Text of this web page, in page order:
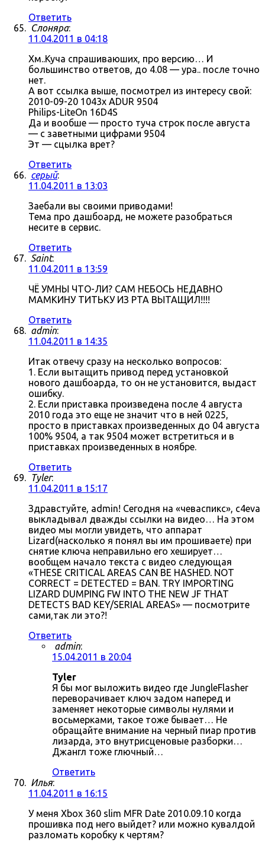
Ответить
Слоняра:
11.04.2011 в 04:18
Хм..Куча спрашиваюших, про версию… И
большинство ответов, до 4.08 — ура.. после точно
нет.
А вот ссылка выше, посмотрел из интересу свой:
2010-09-20 1043x ADUR 9504
Philips-LiteOn 16D4S
Да и вообше — просто туча строк после августа
— с заветными цифрами 9504
Эт — сцылка врет?
Ответить
серый:
11.04.2011 в 13:03
Заебали вы своими приводами!
Тема про дашбоард, не можете разобраться
несите в сервис.
Ответить
Saint:
11.04.2011 в 13:59
ЧЁ УМНЫ ЧТО-ЛИ? САМ НЕБОСЬ НЕДАВНО
МАМКИНУ ТИТЬКУ ИЗ РТА ВЫТАЩИЛ!!!!
Ответить
admin:
11.04.2011 в 14:35
Итак отвечу сразу на несколько вопросов:
1. Если вытащить привод перед установкой
нового дашбоарда, то он не установится, выдаст
ошибку.
2. Если приставка произведена после 4 августа
2010 года это еще не значит что в ней 0225,
просто в приставках произведенных до 04 августа
100% 9504, а так 9504 может встретиться и в
приставках произведенных в ноябре.
Ответить
Tyler:
11.04.2011 в 15:17
Здравстуйте, admin! Сегодня на «чеваспикс», c4eva
выкладывал дважды ссылки на видео… На этом
видео мы могли увидеть, что аппарат
Lizard(насколько я понял вы им прошиваете) при
снятие ключа неправильно его хеширует…
вообщем начало текста с видео следующая
«THESE CRITICAL AREAS CAN BE HASHED. NOT
CORRECT = DETECTED = BAN. TRY IMPORTING
LIZARD DUMPING FW INTO THE NEW JF THAT
DETECTS BAD KEY/SERIAL AREAS» — посмотрите
сами,так ли это?!
Ответить
admin:
15.04.2011 в 20:04
Tyler
Я бы мог выложить видео где JungleFlasher
переворачивает ключ задом наперед и
заменяет некоторые символы нулями и
восьмерками, такое тоже бывает… Не
обращайте внимание на черный пиар против
лизарда, это внутрисценовые разборки…
Джангл тоже глючный…
Ответить
Илья:
11.04.2011 в 16:15
У меня Xbox 360 slim MFR Date 2010.09.10 когда
прошивка под него выйдет? или можно кувалдой
разломать коробку к чертям?